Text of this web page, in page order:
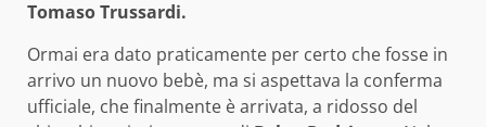
Tomaso Trussardi.
Ormai era dato praticamente per certo che fosse in
arrivo un nuovo bebè, ma si aspettava la conferma
ufficiale, che finalmente è arrivata, a ridosso del